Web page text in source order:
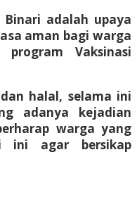
adalah upaya
aman bagi warga
Vaksinasi
halal, selama ini
adanya kejadian
warga yang
ini agar bersikap